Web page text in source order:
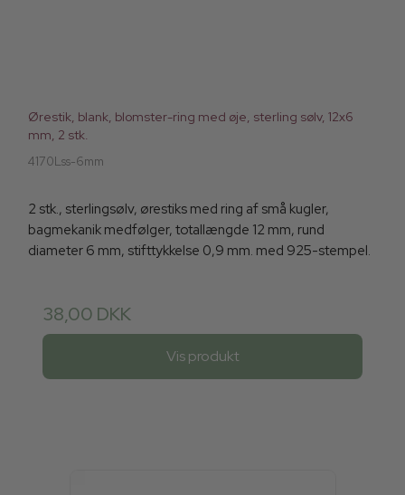
Ørestik, blank, blomster-ring med øje, sterling sølv, 12x6
mm, 2 stk.
4170Lss-6mm
2 stk., sterlingsølv, ørestiks med ring af små kugler,
bagmekanik medfølger, totallængde 12 mm, rund
diameter 6 mm, stifttykkelse 0,9 mm. med 925-stempel.
38,00 DKK
Vis produkt